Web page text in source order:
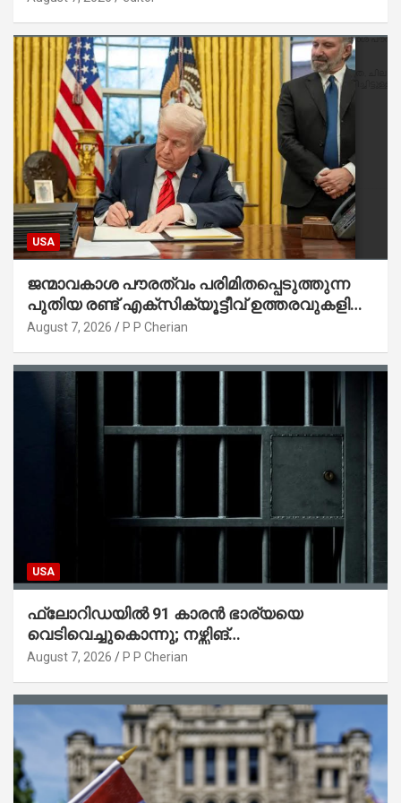
USA
ജന്മാവകാശ പൗരത്വം പരിമിതപ്പെടുത്തുന്ന
പുതിയ രണ്ട് എക്സിക്യൂട്ടീവ് ഉത്തരവുകളിൽ
ട്രംപ് ഒപ്പുവെച്ചു
August 7, 2026 P P Cherian
USA
ഫ്ലോറിഡയിൽ 91 കാരൻ ഭാര്യയെ
വെടിവെച്ചുകൊന്നു; നഴ്സിങ്
ഹോമിലാക്കില്ലെന്ന് നൽകിയ വാഗ്ദാനം
August 7, 2026 P P Cherian